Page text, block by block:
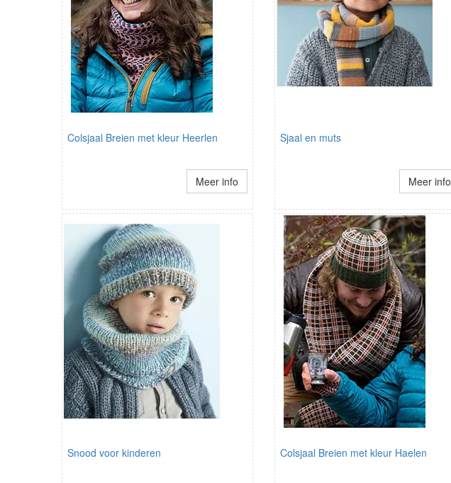
Colsjaal Breien met kleur Heerlen
Meer info
Sjaal en muts
Meer info
Snood voor kinderen Colsjaal Breien met kleur Haelen